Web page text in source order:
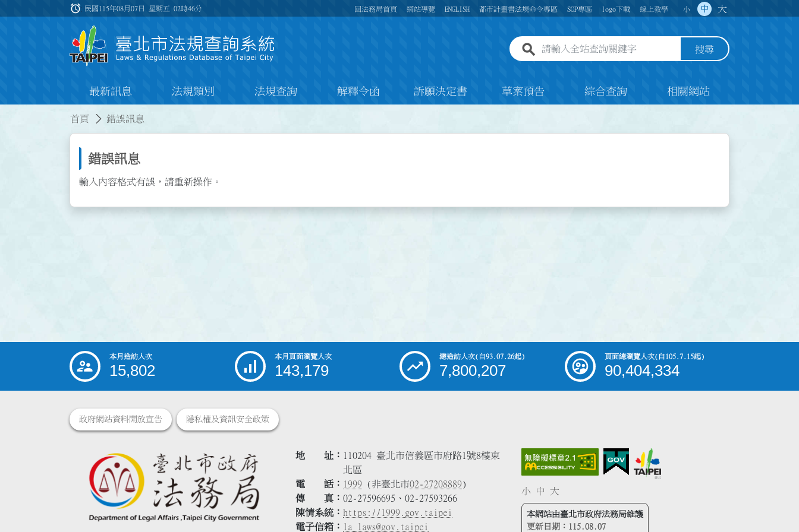
:::
alarm 民國115年08月07日 星期五02時46分 回法務局首頁 網站導覽 ENGLISH 都市計畫書法規命令專區 SOP專區 logo下載 線上教學 小 中 大
全站查詢關鍵字欄位 搜尋
最新訊息 法規類別 法規查詢 解釋令函 訴願決定書 草案預告 綜合查詢 相關網站
首頁 錯誤訊息
錯誤訊息
輸入內容格式有誤，請重新操作。
::: 本月造訪人次
15,802
本月頁面瀏覽人次
143,179
總造訪人次(自93.07.26起)
7,800,207
頁面總瀏覽人次(自105.7.15起)
90,404,334
政府網站資料開放宣告 隱私權及資訊安全政策
地 址
110204 臺北市信義區市府路1號8樓東
北區
電 話
1999 (非臺北市02-27208889)
傳 真
02-27596695、02-27593266
陳情系統
https://1999.gov.taipei
電子信箱
la_laws@gov.taipei
小 中 大
本網站由臺北市政府法務局維護
更新日期： 115.08.07